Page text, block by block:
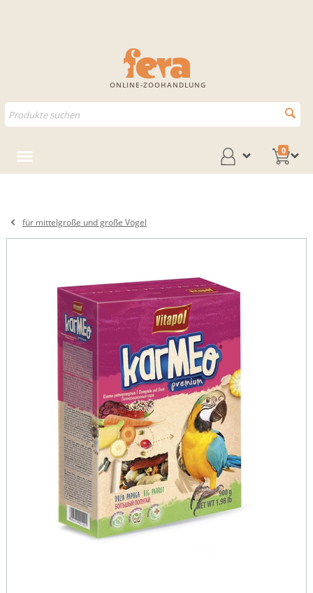
ONLINE-ZOOHANDLUNG
0
für mittelgroße und große Vögel